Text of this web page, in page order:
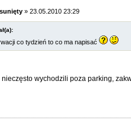
» 23.05.2010 23:29
co tydzień to co ma napisać
nieczęsto wychodzili poza parking,